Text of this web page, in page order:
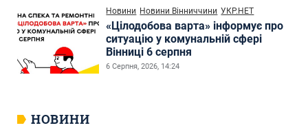
Новини Новини Вінниччини УКР.НЕТ
«Цілодобова варта» інформує про
ситуацію у комунальній сфері
Вінниці 6 серпня
6 Серпня, 2026, 14:24
НОВИНИ